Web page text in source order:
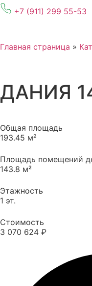
+7 (911) 299 55-53
Главная страница »
ДАНИЯ
Общая площадь
193.45 м²
Площадь помещений
143.8 м²
Этажность
1 эт.
Стоимость
3 070 624 ₽